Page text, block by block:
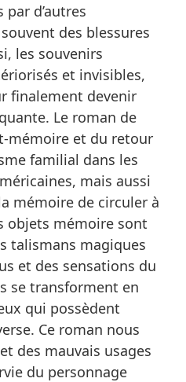
d’autres
des blessures
les souvenirs
et invisibles,
finalement devenir
Le roman de
mémoire et du retour
familial dans les
mais aussi
mémoire de circuler à
objets mémoire sont
talismans magiques
et des sensations du
se transforment en
qui possèdent
Ce roman nous
des mauvais usages
du personnage